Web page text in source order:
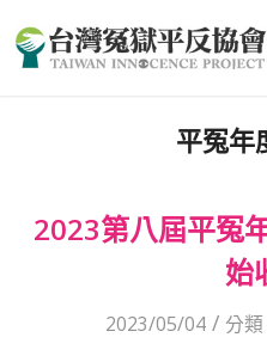
平冤年
2023第八屆平冤
始
2023/05/04 / 分類